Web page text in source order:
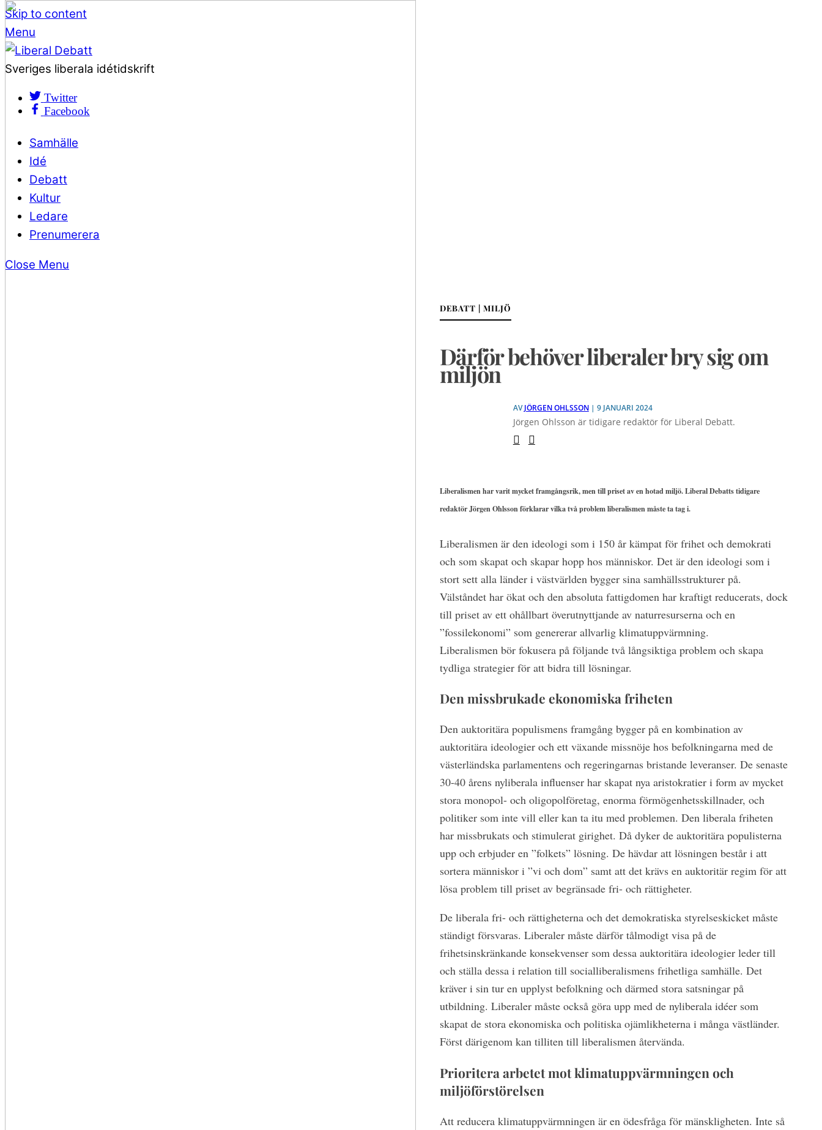
Skip to content
Menu
Sveriges liberala idétidskrift
Twitter
Facebook
Samhälle
Idé
Debatt
Kultur
Ledare
Prenumerera
Close Menu
DEBATT | MILJÖ
Därför behöver liberaler bry sig om
miljön
AVJÖRGEN OHLSSON| 9 JANUARI 2024
Jörgen Ohlsson är tidigare redaktör för Liberal Debatt.
Liberalismen har varit mycket framgångsrik, men till priset av en hotad miljö. Liberal Debatts tidigare
redaktör Jörgen Ohlsson förklarar vilka två problem liberalismen måste ta tag i.
Liberalismen är den ideologi som i 150 år kämpat för frihet och demokrati
och som skapat och skapar hopp hos människor. Det är den ideologi som i
stort sett alla länder i västvärlden bygger sina samhällsstrukturer på.
Välståndet har ökat och den absoluta fattigdomen har kraftigt reducerats, dock
till priset av ett ohållbart överutnyttjande av naturresurserna och en
”fossilekonomi” som genererar allvarlig klimatuppvärmning.
Liberalismen bör fokusera på följande två långsiktiga problem och skapa
tydliga strategier för att bidra till lösningar.
Den missbrukade ekonomiska friheten
Den auktoritära populismens framgång bygger på en kombination av
auktoritära ideologier och ett växande missnöje hos befolkningarna med de
västerländska parlamentens och regeringarnas bristande leveranser. De senaste
30-40 årens nyliberala influenser har skapat nya aristokratier i form av mycket
stora monopol- och oligopolföretag, enorma förmögenhetsskillnader, och
politiker som inte vill eller kan ta itu med problemen. Den liberala friheten
har missbrukats och stimulerat girighet. Då dyker de auktoritära populisterna
upp och erbjuder en ”folkets” lösning. De hävdar att lösningen består i att
sortera människor i ”vi och dom” samt att det krävs en auktoritär regim för att
lösa problem till priset av begränsade fri- och rättigheter.
De liberala fri- och rättigheterna och det demokratiska styrelseskicket måste
ständigt försvaras. Liberaler måste därför tålmodigt visa på de
frihetsinskränkande konsekvenser som dessa auktoritära ideologier leder till
och ställa dessa i relation till socialliberalismens frihetliga samhälle. Det
kräver i sin tur en upplyst befolkning och därmed stora satsningar på
utbildning. Liberaler måste också göra upp med de nyliberala idéer som
skapat de stora ekonomiska och politiska ojämlikheterna i många västländer.
Först därigenom kan tilliten till liberalismen återvända.
Prioritera arbetet mot klimatuppvärmningen och
miljöförstörelsen
Att reducera klimatuppvärmningen är en ödesfråga för mänskligheten. Inte så